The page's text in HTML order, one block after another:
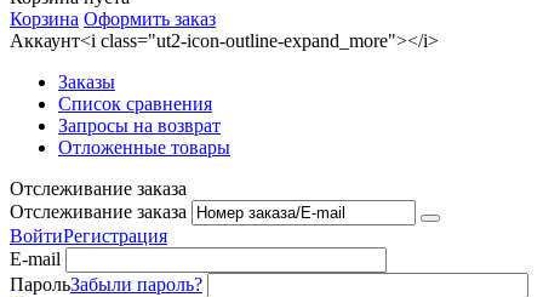
Корзина Оформить заказ
Аккаунт<i class="ut2-icon-outline-expand_more"></i>
Заказы
Список сравнения
Запросы на возврат
Отложенные товары
Отслеживание заказа
Отслеживание заказа
ВойтиРегистрация
E-mail
ПарольЗабыли пароль?